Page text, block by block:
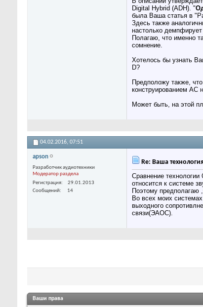
Digital Hybrid (ADH). "
была Ваша статья в
Здесь также
настолько демпфирует
Полагаю, что именно
сомнение.
Хотелось бы узнать
D?
Предположу также,
конструированием АС
Может быть, на этой
04.02.2016, 07:51
apson
Разработчик аудиотехники
Модератор раздела
Регистрация
29.01.2013
Сообщений
14
Re: Ваша
Сравнение технологии
относится к системе
Поэтому предполагаю
Во всех моих
выходного
связи(ЭАОС).
Ваши права